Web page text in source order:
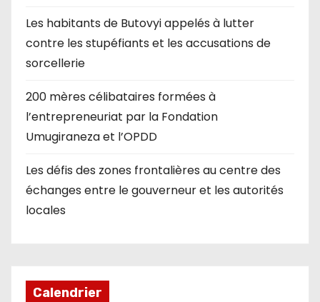
Les habitants de Butovyi appelés à lutter
contre les stupéfiants et les accusations de
sorcellerie
200 mères célibataires formées à
l’entrepreneuriat par la Fondation
Umugiraneza et l’OPDD
Les défis des zones frontalières au centre des
échanges entre le gouverneur et les autorités
locales
Calendrier